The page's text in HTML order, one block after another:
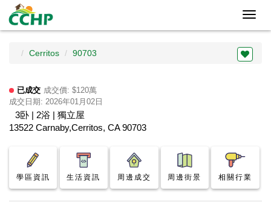
Cerritos 90703
已成交 成交價: $120萬
成交日期: 2026年01月02日
3卧 | 2浴 | 獨立屋
13522 Carnaby,Cerritos, CA 90703
學區資訊 生活資訊 周邊成交 周邊街景 相關行業